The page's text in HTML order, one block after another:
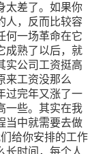
太差了。如果你
人，反而比较容
何一场革命在它
成熟了以后，就
实公司工资挺高
来工资没那么
过完年又涨了一
一些。其实在我
当中就需要去做
给你安排的工作
长时间，每个人